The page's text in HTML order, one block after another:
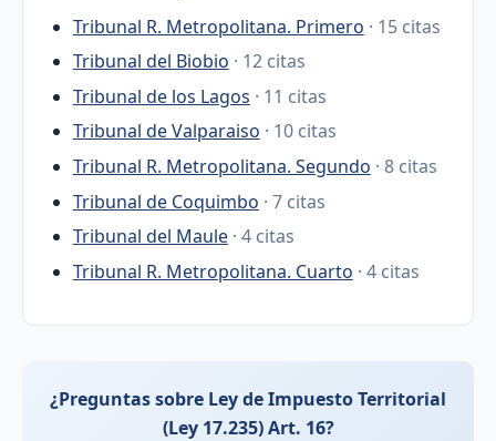
Tribunal R. Metropolitana. Primero · 15 citas
Tribunal del Biobio · 12 citas
Tribunal de los Lagos · 11 citas
Tribunal de Valparaiso · 10 citas
Tribunal R. Metropolitana. Segundo · 8 citas
Tribunal de Coquimbo · 7 citas
Tribunal del Maule · 4 citas
Tribunal R. Metropolitana. Cuarto · 4 citas
¿Preguntas sobre Ley de Impuesto Territorial
(Ley 17.235) Art. 16?